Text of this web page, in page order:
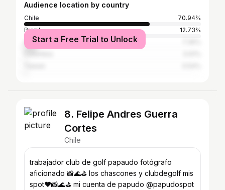
Audience location by country
Chile
70.94%
Brazil
12.73%
Argentina
Start a Free Trial to Unlock
8. Felipe Andres Guerra
Cortes
Chile
trabajador club de golf papaudo fotógrafo
aficionado 📸🌊⛳ los chascones y clubdegolf mis
spot❤️📸🌊⛳ mi cuenta de papudo @papudospot